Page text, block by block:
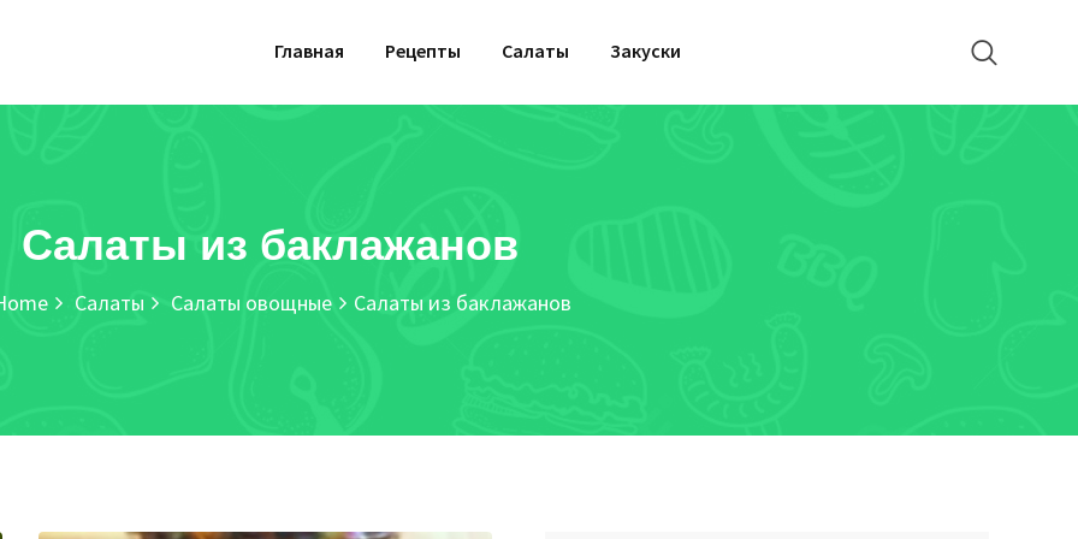
Главная Рецепты Салаты Закуски
Салаты из баклажанов
Салаты Салаты овощные Салаты из баклажанов